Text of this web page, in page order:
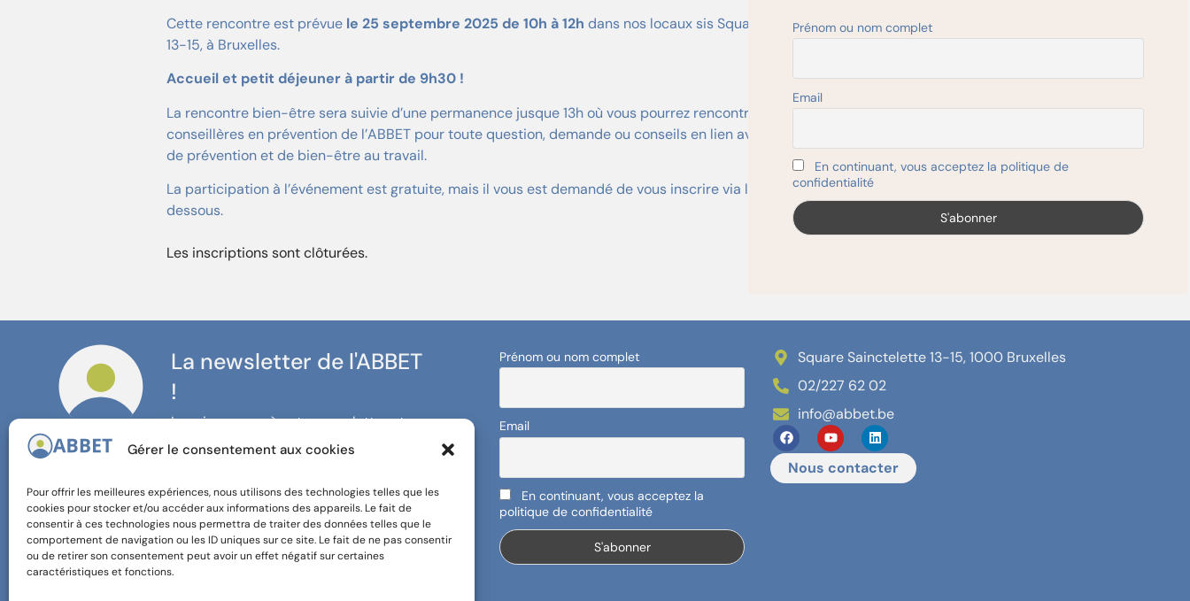
Gérer le consentement aux cookies
Pour offrir les meilleures expériences, nous utilisons des technologies telles que les
cookies pour stocker et/ou accéder aux informations des appareils. Le fait de
consentir à ces technologies nous permettra de traiter des données telles que le
comportement de navigation ou les ID uniques sur ce site. Le fait de ne pas consentir
ou de retirer son consentement peut avoir un effet négatif sur certaines
caractéristiques et fonctions.
Cette rencontre est prévue le 25 septembre 2025 de 10h à 12h dans nos locaux sis Square Sainctelette
13-15, à Bruxelles.
Accueil et petit déjeuner à partir de 9h30 !
La rencontre bien-être sera suivie d’une permanence jusque 13h où vous pourrez rencontrer des
conseillères en prévention de l’ABBET pour toute question, demande ou conseils en lien avec la politique
de prévention et de bien-être au travail.
La participation à l’événement est gratuite, mais il vous est demandé de vous inscrire via le lien ci-
dessous.
Les inscriptions sont clôturées.
La newsletter de l'ABBET
!
Inscrivez-vous à notre newsletter et
restez informé·e de nos actualités !
Prénom ou nom complet
Email
En continuant, vous acceptez la
politique de confidentialité
Square Sainctelette 13-15, 1000 Bruxelles
02/227 62 02
info@abbet.be
Nous contacter
Prénom ou nom complet
Email
En continuant, vous acceptez la politique de
confidentialité